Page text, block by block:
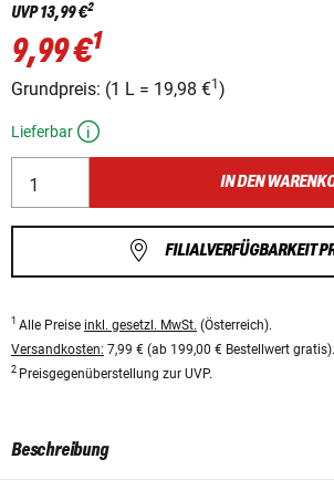
UVP13,99 €2
9,99 €1
Grundpreis: (1 L = 19,98 €1 )
Lieferbar
IN DEN
FILIALVERFÜGBARKEIT
1 Alle Preise inkl. gesetzl. MwSt. (Österreich).
Versandkosten: 7,99 € (ab 199,00 € Bestellwert gratis).
2 Preisgegenüberstellung zur UVP.
Beschreibung